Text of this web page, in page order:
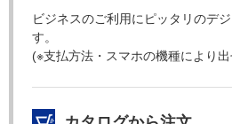
ビジネスのご利用にピッタリのデ
す。
(※支払方法・スマホの機種により